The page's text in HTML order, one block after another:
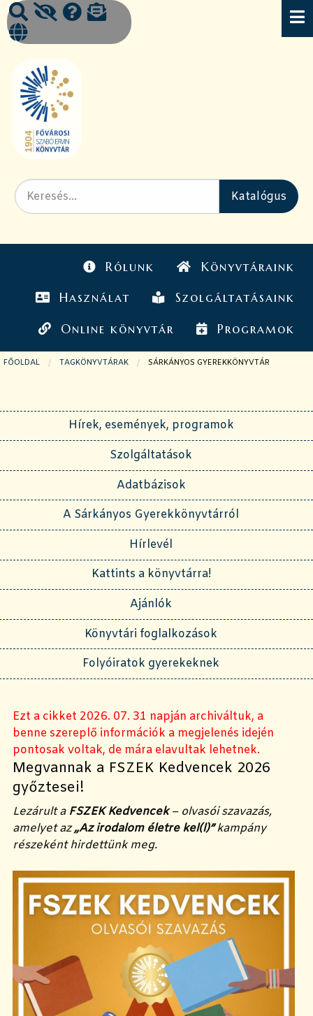
Rólunk Könyvtáraink
Használat Szolgáltatásaink
Online könyvtár Programok
FŐOLDAL TAGKÖNYVTÁRAK JELENLEGI OLDAL:
SÁRKÁNYOS GYEREKKÖNYVTÁR
Hírek, események, programok
Szolgáltatások
Adatbázisok
A Sárkányos Gyerekkönyvtárról
Hírlevél
Kattints a könyvtárra!
Ajánlók
Könyvtári foglalkozások
Folyóiratok gyerekeknek
Ezt a cikket 2026. 07. 31 napján archiváltuk, a
benne szereplő információk a megjelenés idején
pontosak voltak, de mára elavultak lehetnek.
Megvannak a FSZEK Kedvencek 2026
győztesei!
Lezárult a FSZEK Kedvencek– olvasói szavazás,
amelyet az„Az irodalom életre kel(l)”kampány
részeként hirdettünk meg.